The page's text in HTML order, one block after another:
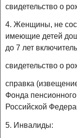
свидетельство о
4. Женщины, не
имеющие детей
до 7 лет
свидетельство о
справка
Фонда
Российской
5. Инвалиды: